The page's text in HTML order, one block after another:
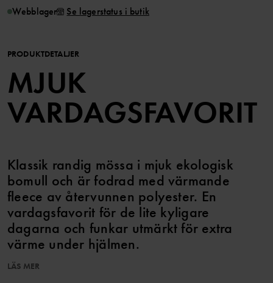
Webblager Se lagerstatus i butik
PRODUKTDETALJER
MJUK
VARDAGSFAVORIT
Klassik randig mössa i mjuk ekologisk
bomull och är fodrad med värmande
fleece av återvunnen polyester. En
vardagsfavorit för de lite kyligare
dagarna och funkar utmärkt för extra
värme under hjälmen.
LÄS MER